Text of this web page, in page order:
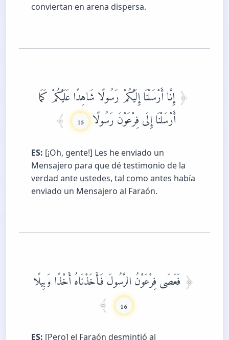
conviertan en arena dispersa.
إِنَّا أَرْسَلْنَا إِلَيْكُمْ رَسُولًا شَاهِدًا عَلَيْكُمْ كَمَا
أَرْسَلْنَا إِلَى فِرْعَوْنَ رَسُولًا 15
ES: [¡Oh, gente!] Les he enviado un
Mensajero para que dé testimonio de la
verdad ante ustedes, tal como antes había
enviado un Mensajero al Faraón.
فَعَصَى فِرْعَوْنُ الرَّسُولَ فَأَخَذْنَاهُ أَخْذًا وَبِيلًا
16
ES: [Pero] el Faraón desmintió al